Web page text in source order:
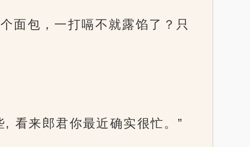
面包，一打嗝不就露馅了？只
看来郎君你最近确实很忙。”